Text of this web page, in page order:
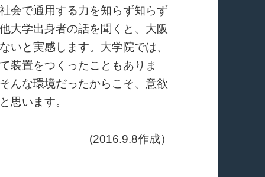
会で通用する力を知らず知らず
大学出身者の話を聞くと、大阪
いと実感します。大学院では、
装置をつくったこともありま
んな環境だったからこそ、意欲
思います。
(2016.9.8作成）